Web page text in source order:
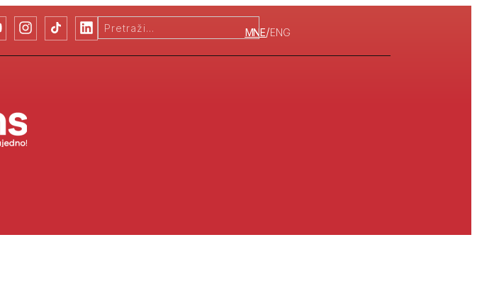
MNE/ENG